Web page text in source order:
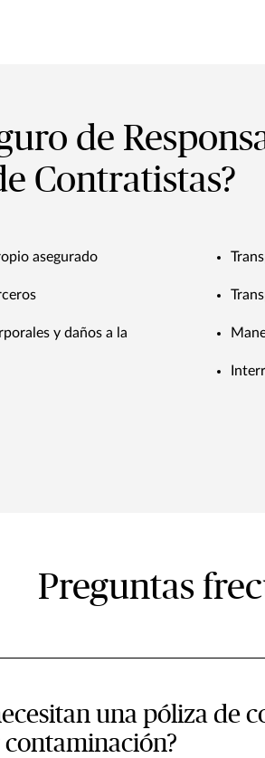
de
Contratistas?
asegurado
y daños a la
Preguntas
una póliza de